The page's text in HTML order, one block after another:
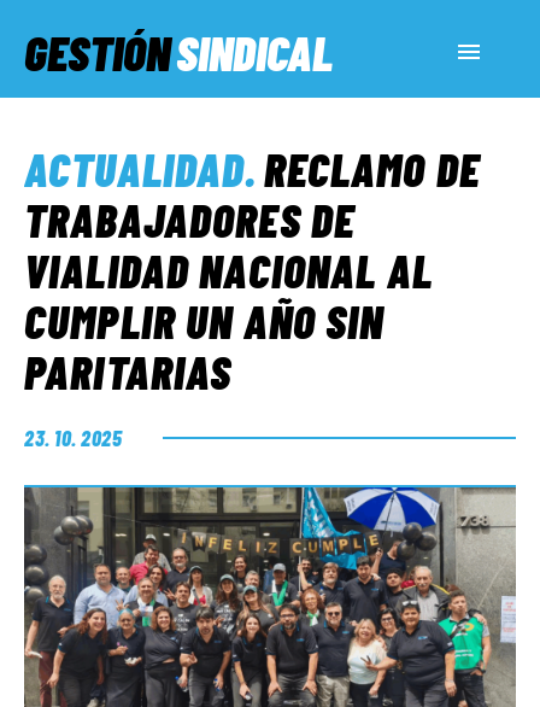
GESTIÓNSINDICAL
SERVICIOS SOCIALES
INFORMES ESPECIALES
FUERA DE MEGÁFONO
EL LADO «G»
ACTUALIDAD.RECLAMO DE
TRABAJADORES DE
VIALIDAD NACIONAL AL
CUMPLIR UN AÑO SIN
PARITARIAS
23. 10. 2025